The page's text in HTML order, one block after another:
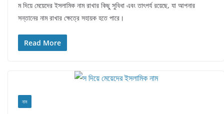
ম দিয়ে মেয়েদের ইসলামিক নাম রাখার কিছু সুবিধা এবং তাৎপর্য রয়েছে, যা আপনার
সন্তানের নাম রাখার ক্ষেত্রে সহায়ক হতে পারে।
Read More
নাম